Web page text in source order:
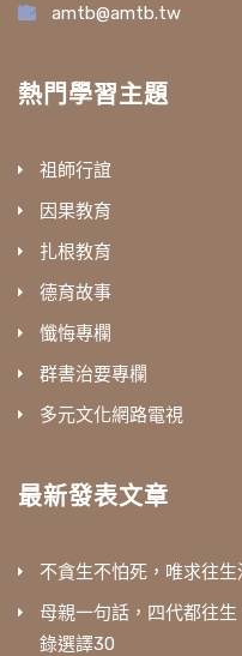
amtb@amtb.tw
熱門學習主題
祖師行誼
因果教育
扎根教育
德育故事
懺悔專欄
群書治要專欄
多元文化網路電視
最新發表文章
不貪生不怕死，唯求往
母親一句話，四代都往
錄選譯30